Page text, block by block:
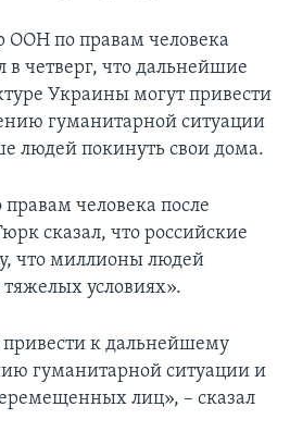
ООН по правам человека
в четверг, что дальнейшие
Украины могут привести
гуманитарной ситуации
людей покинуть свои дома.
человека после
сказал, что российские
что миллионы людей
условиях».
к дальнейшему
гуманитарной ситуации и
лиц», – сказал